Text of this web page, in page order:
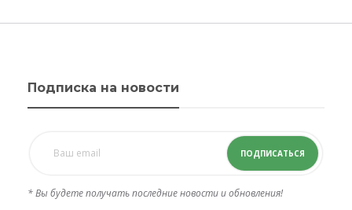
Подписка на новости
ПОДПИСАТЬСЯ
* Вы будете получать последние новости и обновления!